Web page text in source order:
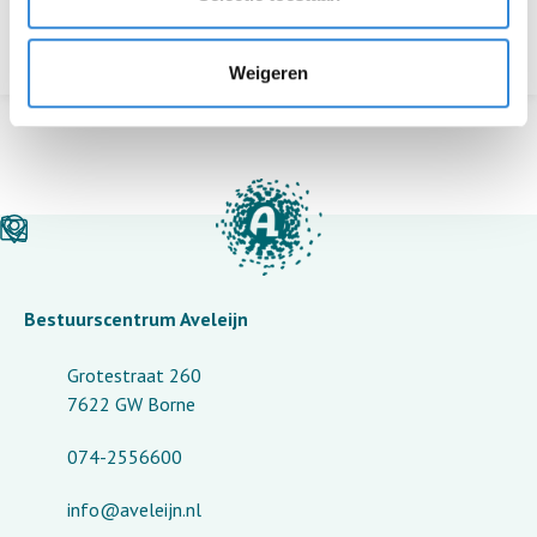
Weigeren
Bestuurscentrum Aveleijn
Grotestraat 260
7622 GW Borne
074-2556600
info@aveleijn.nl